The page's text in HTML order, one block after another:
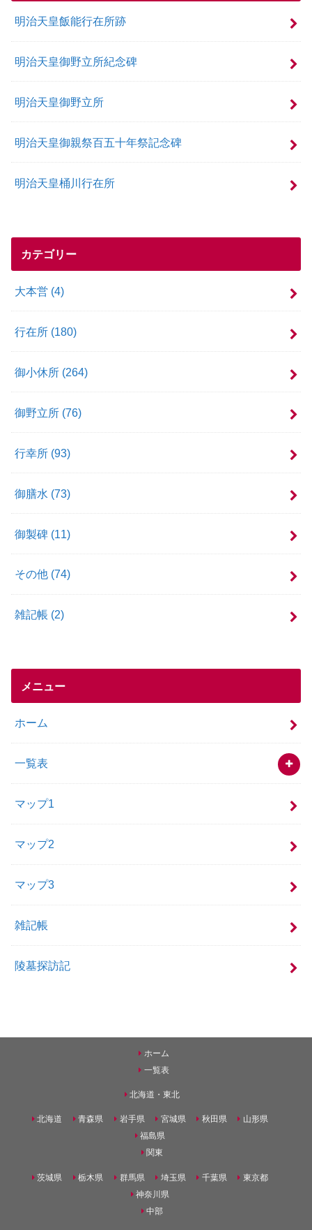
明治天皇飯能行在所跡
明治天皇御野立所紀念碑
明治天皇御野立所
明治天皇御親祭百五十年祭記念碑
明治天皇桶川行在所
カテゴリー
大本営 (4)
行在所 (180)
御小休所 (264)
御野立所 (76)
行幸所 (93)
御膳水 (73)
御製碑 (11)
その他 (74)
雑記帳 (2)
メニュー
ホーム
一覧表
マップ1
マップ2
マップ3
雑記帳
陵墓探訪記
ホーム
一覧表
北海道・東北
北海道 青森県 岩手県 宮城県 秋田県
山形県
福島県
関東
茨城県 栃木県 群馬県 埼玉県 千葉県
東京都
神奈川県
中部